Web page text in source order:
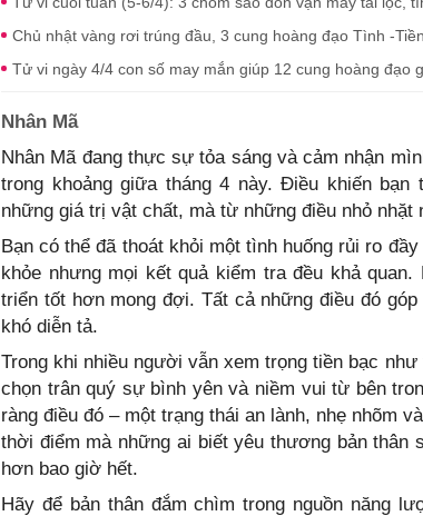
Chủ nhật vàng rơi trúng đầu, 3 cung hoàng đạo Tình -
Tử vi ngày 4/4 con số may mắn giúp 12 cung hoàng đạo
Nhân Mã
Nhân Mã đang thực sự tỏa sáng và cảm nhận
trong khoảng giữa tháng 4 này. Điều khiến
những giá trị vật chất, mà từ những điều nhỏ nhặt
Bạn có thể đã thoát khỏi một tình huống rủi ro
khỏe nhưng mọi kết quả kiểm tra đều khả
triển tốt hơn mong đợi. Tất cả những điều đó
khó diễn tả.
Trong khi nhiều người vẫn xem trọng tiền bạc
chọn trân quý sự bình yên và niềm vui từ bên
ràng điều đó – một trạng thái an lành, nhẹ nhõm
thời điểm mà những ai biết yêu thương bản thân
hơn bao giờ hết.
Hãy để bản thân đắm chìm trong nguồn năng